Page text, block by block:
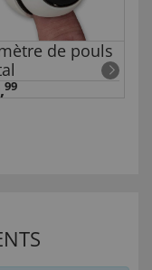
de pouls
99